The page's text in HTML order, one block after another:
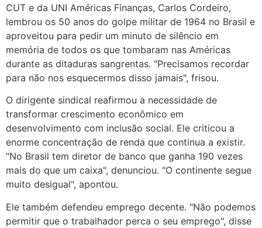
CUT e da UNI Américas Finanças, Carlos Cordeiro,
lembrou os 50 anos do golpe militar de 1964 no Brasil e
aproveitou para pedir um minuto de silêncio em
memória de todos os que tombaram nas Américas
durante as ditaduras sangrentas. "Precisamos recordar
para não nos esquecermos disso jamais", frisou.
O dirigente sindical reafirmou a necessidade de
transformar crescimento econômico em
desenvolvimento com inclusão social. Ele criticou a
enorme concentração de renda que continua a existir.
"No Brasil tem diretor de banco que ganha 190 vezes
mais do que um caixa", denunciou. "O continente segue
muito desigual", apontou.
Ele também defendeu emprego decente. "Não podemos
permitir que o trabalhador perca o seu emprego", disse